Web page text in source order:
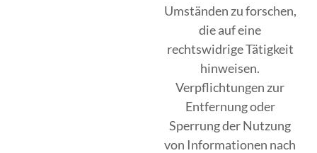
Umständen zu forschen,
die auf eine
rechtswidrige Tätigkeit
hinweisen.
Verpflichtungen zur
Entfernung oder
Sperrung der Nutzung
von Informationen nach